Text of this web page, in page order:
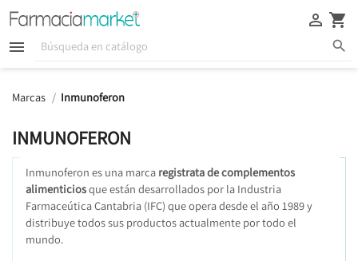
  
 
Marcas Inmunoferon
INMUNOFERON
Inmunoferon es una marca registrata de complementos
alimenticiosque están desarrollados por la Industria
Farmaceútica Cantabria (IFC) que opera desde el año 1989 y
distribuye todos sus productos actualmente por todo el
mundo.